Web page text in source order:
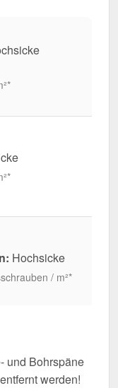
Hochsicke
/ m²*
und Bohrspäne
werden!